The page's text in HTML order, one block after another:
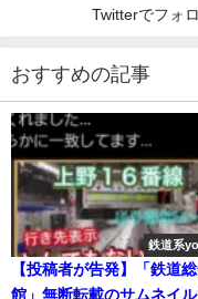
Twitterでフォ
おすすめの記事
鉄道系
【投稿者が告発】「鉄道
館」無断転載のサムネイル